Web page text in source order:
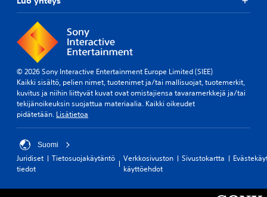
© 2026 Sony Interactive Entertainment Europe Limited (SIEE)
Kaikki sisältö, pelien nimet, tuotenimet ja/tai mallisuojat, tuotemerkit,
kuvitus ja niihin liittyvät kuvat ovat omistajiensa tavaramerkkejä ja/tai
tekijänoikeuksin suojattua materiaalia. Kaikki oikeudet
pidätetään. Lisätietoa
Suomi
Juridiset
tiedot
Tietosuojakäytäntö
Verkkosivuston
käyttöehdot
Sivustokartta